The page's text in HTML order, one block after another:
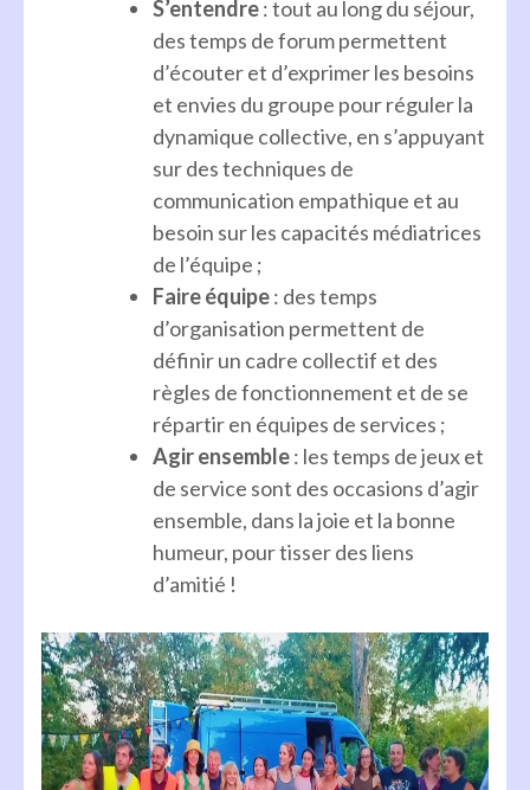
S’entendre: tout au long du séjour,
des temps de forum permettent
d’écouter et d’exprimer les besoins
et envies du groupe pour réguler la
dynamique collective, en s’appuyant
sur des techniques de
communication empathique et au
besoin sur les capacités médiatrices
de l’équipe ;
Faire équipe: des temps
d’organisation permettent de
définir un cadre collectif et des
règles de fonctionnement et de se
répartir en équipes de services ;
Agir ensemble: les temps de jeux et
de service sont des occasions d’agir
ensemble, dans la joie et la bonne
humeur, pour tisser des liens
d’amitié !